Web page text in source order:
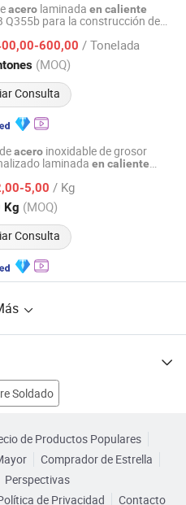
acero laminada en caliente
Q355b para la construcción de
600,00 / Tonelada
(MOQ)
Consulta
Co., Ltd.
2026
acero inoxidable de grosor
laminada en caliente
5,00 / Kg
Kg (MOQ)
Consulta
Co., Ltd.
Desde 2024
Soldado
en Caliente
de Productos Populares
Comprador de Estrella
Perspectivas
de Privacidad Contacto